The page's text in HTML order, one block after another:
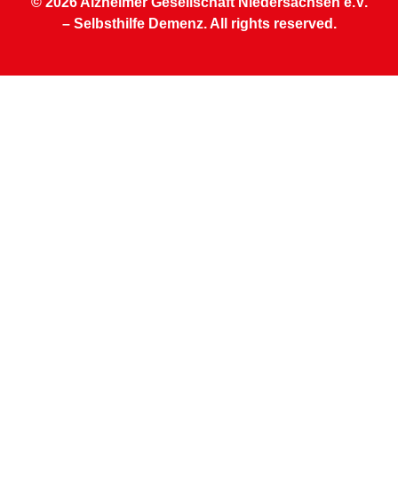
– Selbsthilfe Demenz. All rights reserved.